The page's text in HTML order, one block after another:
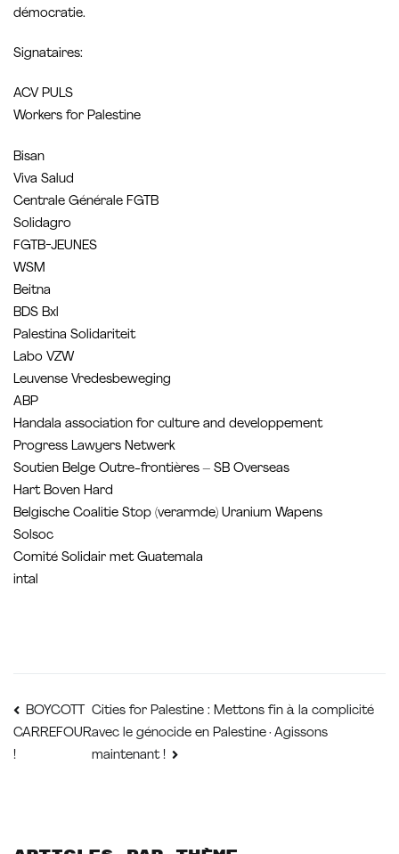
démocratie.
Signataires:
ACV PULS
Workers for Palestine
Bisan
Viva Salud
Centrale Générale FGTB
Solidagro
FGTB-JEUNES
WSM
Beitna
BDS Bxl
Palestina Solidariteit
Labo VZW
Leuvense Vredesbeweging
ABP
Handala association for culture and developpement
Progress Lawyers Netwerk
Soutien Belge Outre-frontières – SB Overseas
Hart Boven Hard
Belgische Coalitie Stop (verarmde) Uranium Wapens
Solsoc
Comité Solidair met Guatemala
intal
Navigation
de
BOYCOTT
CARREFOUR
!
Cities for Palestine : Mettons fin à la complicité
avec le génocide en Palestine · Agissons
maintenant !